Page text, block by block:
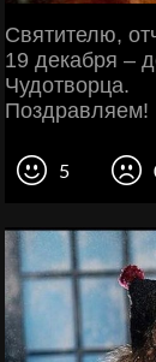
Святителю,
19 декабря –
Чудотворца.
Поздравляем!
5